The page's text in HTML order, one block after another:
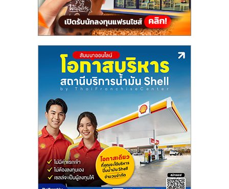
ไชส์
ขาย
หน้า
บ้าน
ลงทุน
น้อย